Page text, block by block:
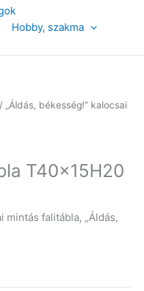
Hobby, szakma
/ „Áldás, békesség!” kalocsai
T40x15H20
mintás falitábla, „Áldás,